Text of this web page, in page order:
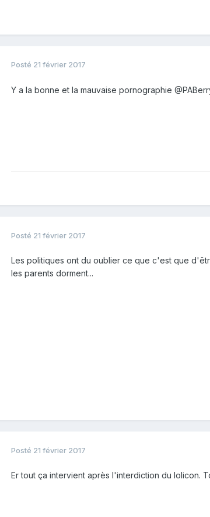
Posté 21 février 2017
Y a la bonne et la mauvaise pornographie
Posté 21 février 2017
Les politiques ont du oublier ce que c'est que
les parents dorment...
Posté 21 février 2017
Er tout ça intervient après l'interdiction du lolicon.